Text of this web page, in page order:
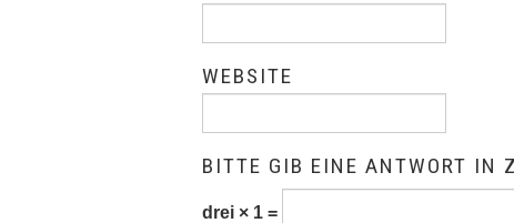
WEBSITE
BITTE GIB EINE ANTWORT IN
drei × 1 =